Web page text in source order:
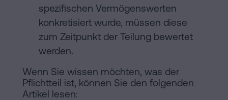
spezifischen Vermögenswerten
konkretisiert wurde, müssen diese
zum Zeitpunkt der Teilung bewertet
werden.
Wenn Sie wissen möchten, was der
Pflichtteil ist, können Sie den folgenden
Artikel lesen: